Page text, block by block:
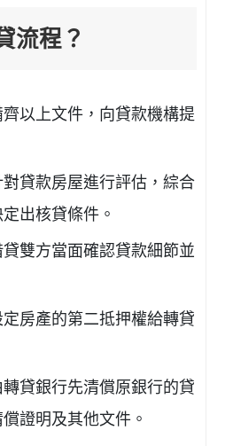
流程？
齊以上文件，向貸款機構提
對貸款房屋進行評估，綜合
出核貸條件。
貸雙方當面確認貸款細節並
定房產的第二抵押權給轉貸
轉貸銀行先清償原銀行的貸
證明及其他文件。